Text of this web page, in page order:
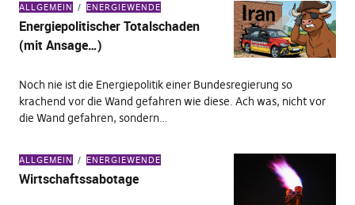
ALLGEMEIN ENERGIEWENDE
Energiepolitischer Totalschaden
(mit Ansage…)
Noch nie ist die Energiepolitik einer Bundesregierung so
krachend vor die Wand gefahren wie diese. Ach was, nicht vor
die Wand gefahren, sondern…
ALLGEMEIN ENERGIEWENDE
Wirtschaftssabotage